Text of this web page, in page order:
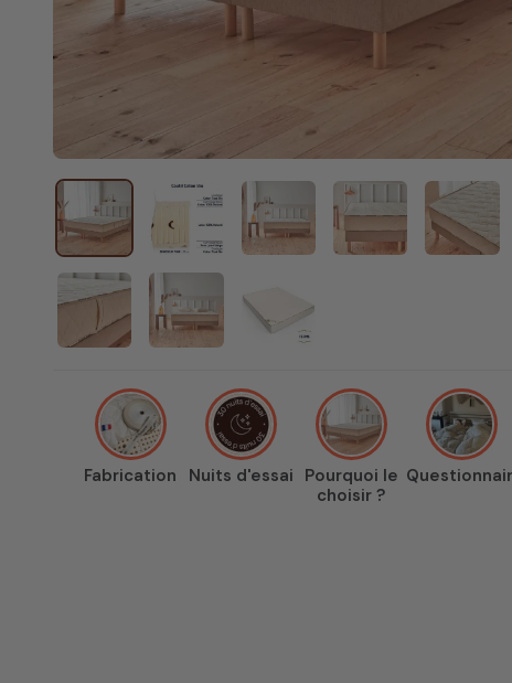
Fabrication Nuits d'essai Pourquoi le
choisir ?